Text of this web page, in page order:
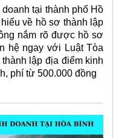
tại thành phố Hồ
về hồ sơ thành lập
nắm rõ được hồ sơ
hệ ngay với Luật Tòa
lập địa điểm kinh
phí từ 500.000 đồng